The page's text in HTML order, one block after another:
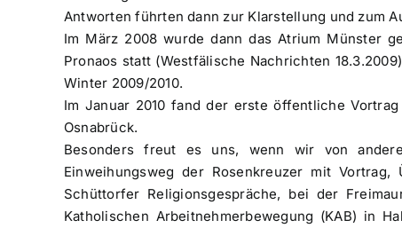
Antworten führten dann zur Klarstellung und zum
Im März 2008 wurde dann das Atrium Münster
Pronaos statt (Westfälische Nachrichten
Winter 2009/2010.
Im Januar 2010 fand der erste öffentliche
Osnabrück.
Besonders freut es uns, wenn wir von
Einweihungsweg der Rosenkreuzer mit
Schüttorfer Religionsgespräche, bei der
Katholischen Arbeitnehmerbewegung (KAB) in